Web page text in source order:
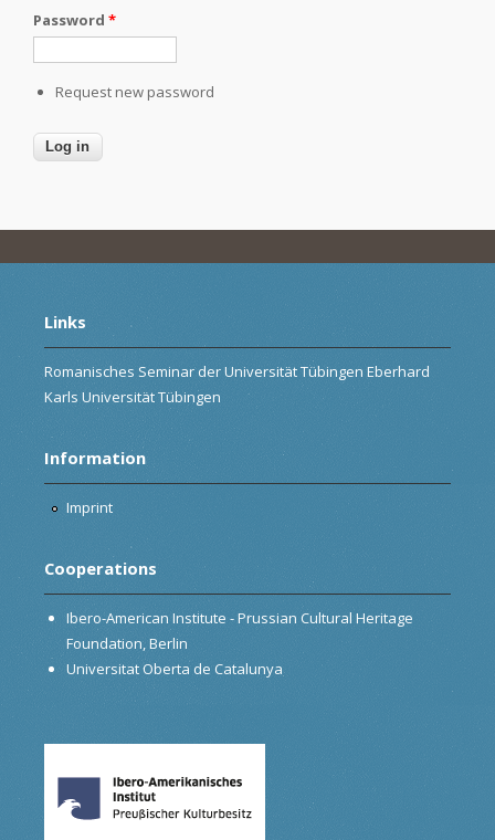
Password *
Request new password
Links
Romanisches Seminar der Universität Tübingen Eberhard
Karls Universität Tübingen
Information
Imprint
Cooperations
Ibero-American Institute - Prussian Cultural Heritage
Foundation, Berlin
Universitat Oberta de Catalunya